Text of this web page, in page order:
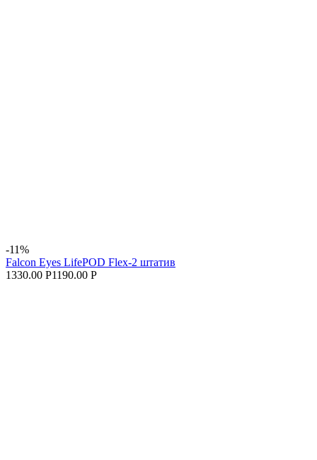
-11%
Falcon Eyes LifePOD Flex-2 штатив
1330.00 Р1190.00 Р